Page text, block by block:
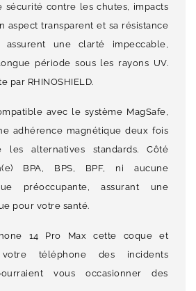
sécurité contre les chutes, impacts
aspect transparent et sa résistance
une clarté impeccable,
période sous les rayons UV.
par RHINOSHIELD.
avec le système MagSafe,
adhérence magnétique deux fois
les alternatives standards. Côté
BPA, BPS, BPF, ni aucune
préoccupante, assurant une
pour votre santé.
14 Pro Max cette coque et
téléphone des incidents
vous occasionner des